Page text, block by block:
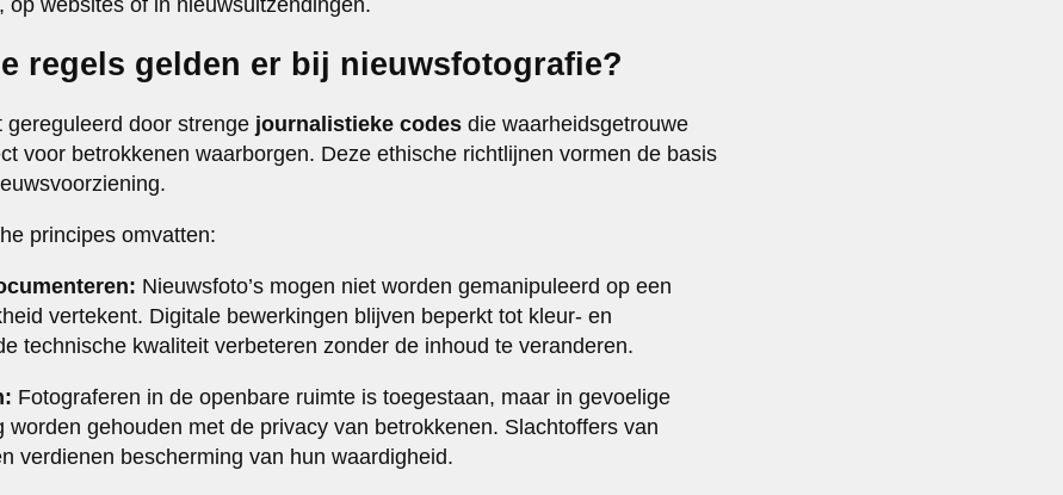
op websites of in nieuwsuitzendingen.
regels gelden er bij nieuwsfotografie?
door strenge journalistieke codes die waarheidsgetrouwe
voor betrokkenen waarborgen. Deze ethische richtlijnen vormen de basis
principes omvatten:
Nieuwsfoto’s mogen niet worden gemanipuleerd op een
vertekent. Digitale bewerkingen blijven beperkt tot kleur- en
technische kwaliteit verbeteren zonder de inhoud te veranderen.
Fotograferen in de openbare ruimte is toegestaan, maar in gevoelige
worden gehouden met de privacy van betrokkenen. Slachtoffers van
verdienen bescherming van hun waardigheid.